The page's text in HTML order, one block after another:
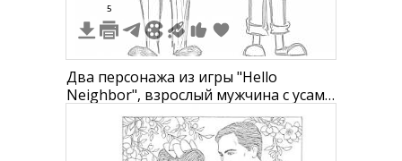
5
Два персонажа из игры "Hello
Neighbor", взрослый мужчина с усами
в свитере и мальчик в клетчатой
рубашке и джинсах, надпись "Hello
Neighbor"